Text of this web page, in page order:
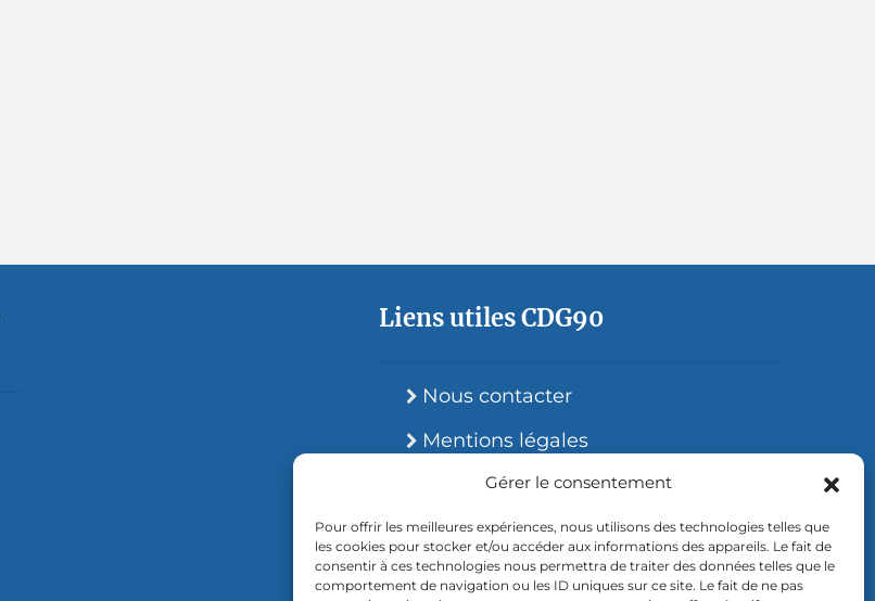
Gérer le consentement
Pour offrir les meilleures expériences, nous utilisons des technologies telles que
les cookies pour stocker et/ou accéder aux informations des appareils. Le fait de
consentir à ces technologies nous permettra de traiter des données telles que le
comportement de navigation ou les ID uniques sur ce site. Le fait de ne pas
Liens utiles CDG90
Nous contacter
Mentions légales
Site accessible